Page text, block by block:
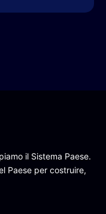
il Sistema Paese.
Paese per costruire,